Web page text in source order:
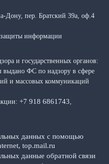
Дону, пер. Братский 39а, оф.4
информации
и государственных органов:
ФС по надзору в сфере
и массовых коммуникаций
+7 918 6861743,
данных с помощью
top.mail.ru
данные обратной связи